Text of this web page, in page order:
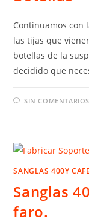
Continuamos con
las tijas que
botellas de la
decidido que
SIN COMENTARIOS
SANGLAS 400Y
Sanglas
faro.